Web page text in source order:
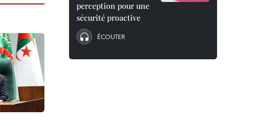
perception pour une
sécurité proactive
ÉCOUTER